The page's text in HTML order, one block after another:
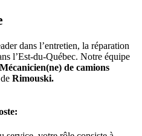
dans l’entretien, la réparation
l’Est-du-Québec. Notre équipe
de camions
Rimouski.